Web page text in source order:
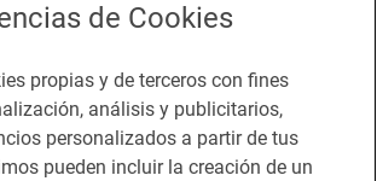
de Cookies
propias y de terceros con fines
análisis y publicitarios,
personalizados a partir de tus
pueden incluir la creación de un